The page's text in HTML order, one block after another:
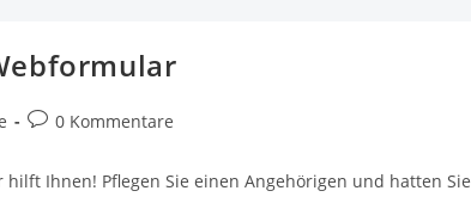
Beitrags-
0 Kommentare
Ihnen! Pflegen Sie einen Angehörigen und hatten Sie